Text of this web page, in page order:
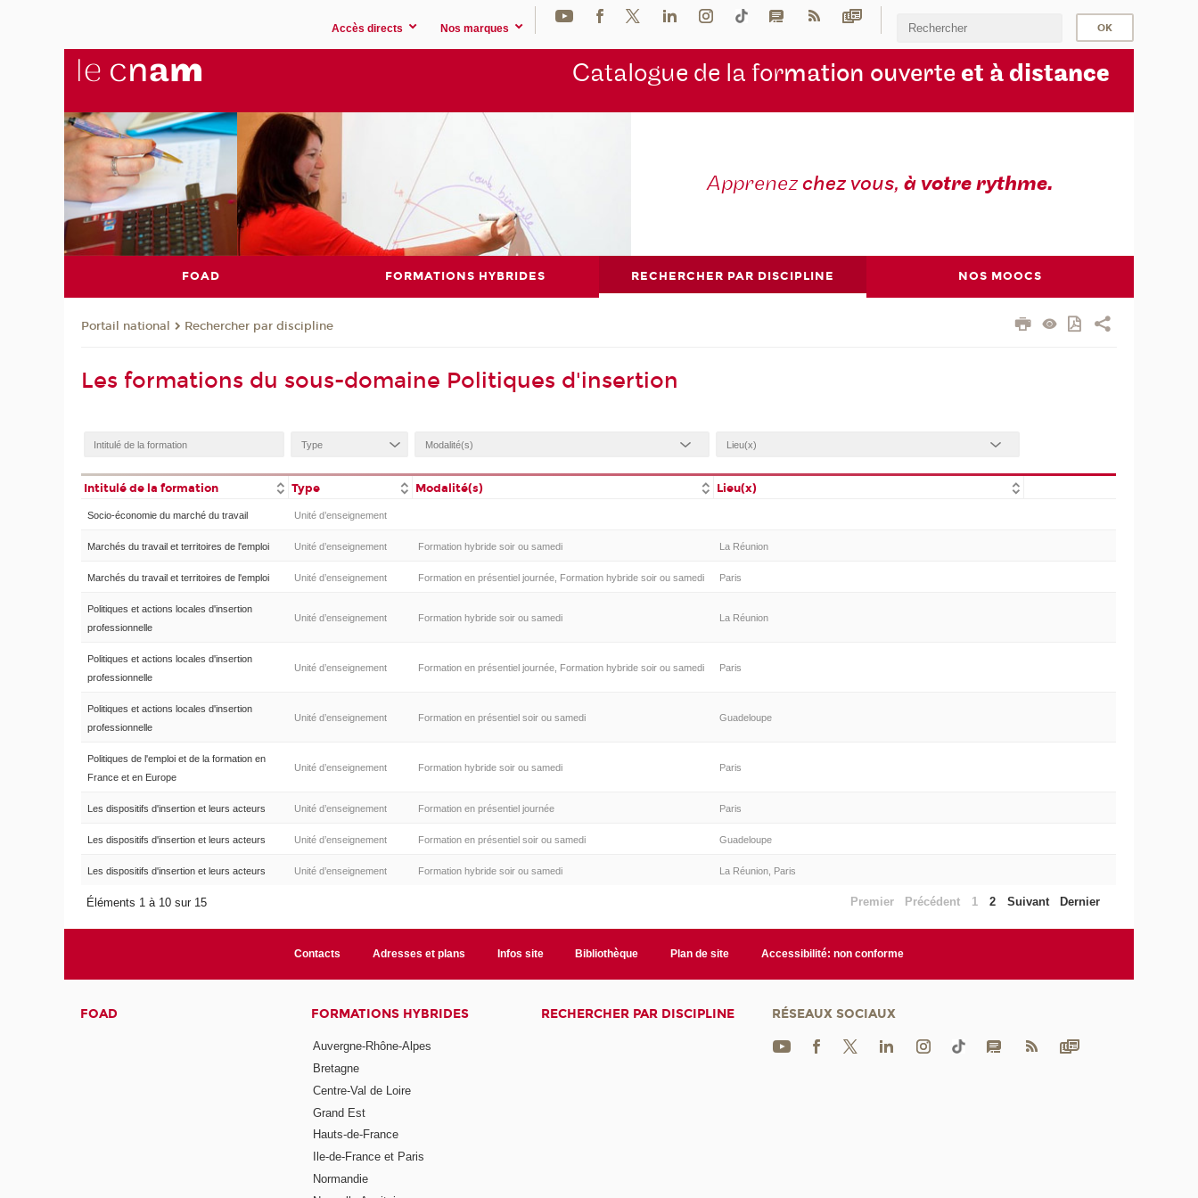
Accès directs Nos marques
Catalogue de la formation ouverte et à distance
Apprenezchez vous, à votre rythme.
FOAD FORMATIONS HYBRIDES RECHERCHER PAR DISCIPLINE NOS MOOCS
Portail national Rechercher par discipline
Les formations du sous-domaine Politiques d'insertion
Intitulé de la formation Type Modalité(s) Lieu(x)
Socio-économie du marché du travail Unité d’enseignement
Marchés du travail et territoires de l'emploi Unité d’enseignement Formation hybride soir ou samedi La Réunion
Marchés du travail et territoires de l'emploi Unité d’enseignement Formation en présentiel journée, Formation hybride soir ou samedi Paris
Politiques et actions locales d'insertion
professionnelle
Unité d’enseignement Formation hybride soir ou samedi La Réunion
Politiques et actions locales d'insertion
professionnelle
Unité d’enseignement Formation en présentiel journée, Formation hybride soir ou samedi Paris
Politiques et actions locales d'insertion
professionnelle
Unité d’enseignement Formation en présentiel soir ou samedi Guadeloupe
Politiques de l'emploi et de la formation en
France et en Europe
Unité d’enseignement Formation hybride soir ou samedi Paris
Les dispositifs d'insertion et leurs acteurs Unité d’enseignement Formation en présentiel journée Paris
Les dispositifs d'insertion et leurs acteurs Unité d’enseignement Formation en présentiel soir ou samedi Guadeloupe
Les dispositifs d'insertion et leurs acteurs Unité d’enseignement Formation hybride soir ou samedi La Réunion, Paris
Éléments 1 à 10 sur 15 Premier Précédent 1 2 Suivant Dernier
Contacts Adresses et plans Infos site Bibliothèque Plan de site Accessibilité: non conforme
FOAD FORMATIONS HYBRIDES
Auvergne-Rhône-Alpes
Bretagne
Centre-Val de Loire
Grand Est
Hauts-de-France
Ile-de-France et Paris
Normandie
RECHERCHER PAR DISCIPLINE RÉSEAUX SOCIAUX